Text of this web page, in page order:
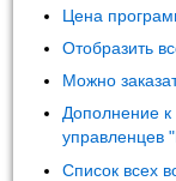
Цена
Отобразить
Можно
Дополнение
управленцев
Список всех